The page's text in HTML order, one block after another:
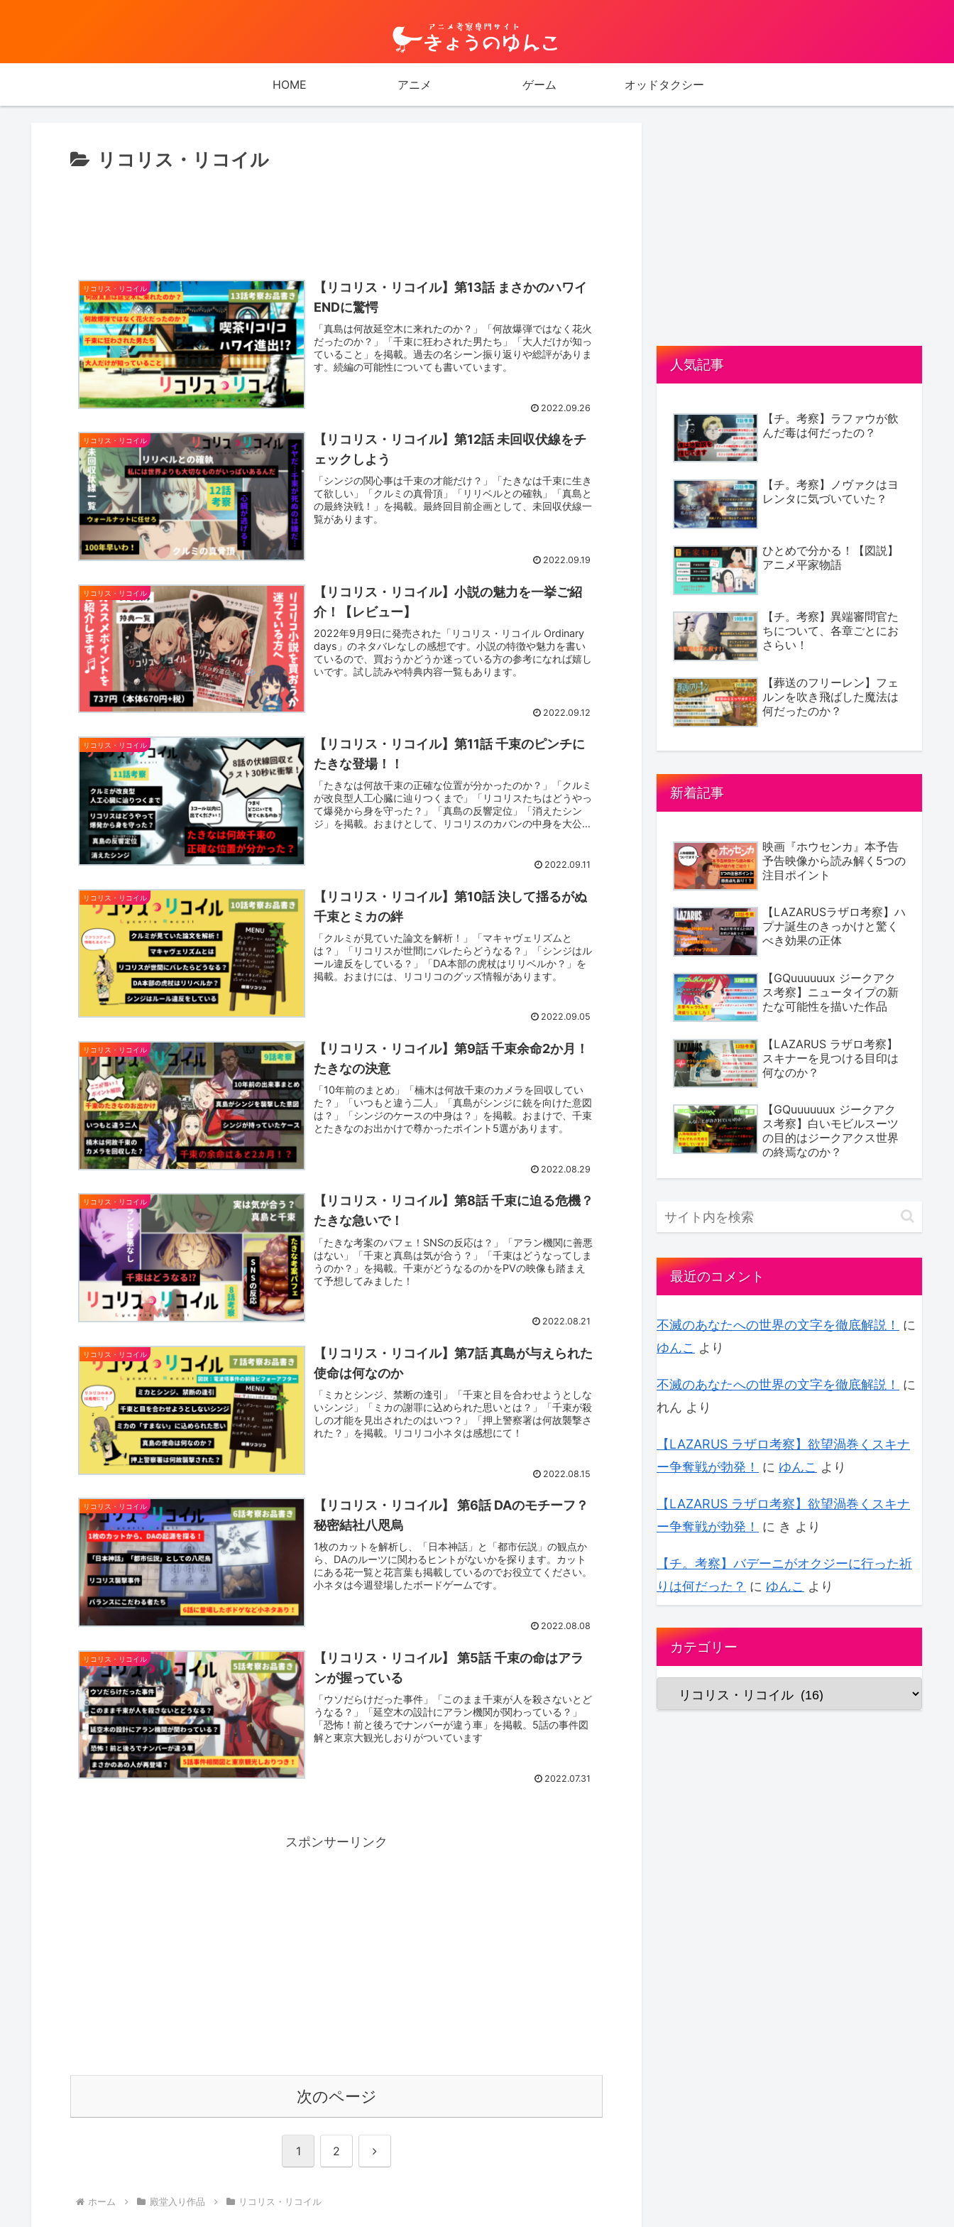
HOME アニメ ゲーム オッドタクシー
リコリス・リコイル
リコリス・リコイル
【リコリス・リコイル】第13話 まさかのハワイ
ENDに驚愕
「真島は何故延空木に来れたのか？」「何故爆弾ではなく花火
だったのか？」「千束に狂わされた男たち」「大人だけが知っ
ていること」を掲載。過去の名シーン振り返りや総評がありま
す。続編の可能性についても書いています。
2022.09.26
リコリス・リコイル
【リコリス・リコイル】第12話 未回収伏線をチ
ェックしよう
「シンジの関心事は千束の才能だけ？」「たきなは千束に生き
て欲しい」「クルミの真骨頂」「リリベルとの確執」「真島と
の最終決戦！」を掲載。最終回目前企画として、未回収伏線一
覧があります。
2022.09.19
リコリス・リコイル
【リコリス・リコイル】小説の魅力を一挙ご紹
介！【レビュー】
2022年9月9日に発売された「リコリス・リコイル Ordinary
days」のネタバレなしの感想です。小説の特徴や魅力を書い
ているので、買おうかどうか迷っている方の参考になれば嬉し
いです。試し読みや特典内容一覧もあります。
2022.09.12
リコリス・リコイル
【リコリス・リコイル】第11話 千束のピンチに
たきな登場！！
「たきなは何故千束の正確な位置が分かったのか？」「クルミ
が改良型人工心臓に辿りつくまで」「リコリスたちはどうやっ
て爆発から身を守った？」「真島の反響定位」「消えたシン
ジ」を掲載。おまけとして、リコリスのカバンの中身を大公
2022.09.11
リコリス・リコイル
【リコリス・リコイル】第10話 決して揺るがぬ
千束とミカの絆
「クルミが見ていた論文を解析！」「マキャヴェリズムと
は？」「リコリスが世間にバレたらどうなる？」「シンジはル
ール違反をしている？」「DA本部の虎杖はリリベルか？」を
掲載。おまけには、リコリコのグッズ情報があります。
2022.09.05
リコリス・リコイル
【リコリス・リコイル】第9話 千束余命2か月！
たきなの決意
「10年前のまとめ」「楠木は何故千束のカメラを回収してい
た？」「いつもと違う二人」「真島がシンジに銃を向けた意図
は？」「シンジのケースの中身は？」を掲載。おまけで、千束
とたきなのお出かけで尊かったポイント5選があります。
2022.08.29
リコリス・リコイル
【リコリス・リコイル】第8話 千束に迫る危機？
たきな急いで！
「たきな考案のパフェ！SNSの反応は？」「アラン機関に善悪
はない」「千束と真島は気が合う？」「千束はどうなってしま
うのか？」を掲載。千束がどうなるのかをPVの映像も踏まえ
て予想してみました！
2022.08.21
リコリス・リコイル
【リコリス・リコイル】第7話 真島が与えられた
使命は何なのか
「ミカとシンジ、禁断の逢引」「千束と目を合わせようとしな
いシンジ」「ミカの謝罪に込められた思いとは？」「千束が殺
しの才能を見出されたのはいつ？」「押上警察署は何故襲撃さ
れた？」を掲載。リコリコ小ネタは感想にて！
2022.08.15
リコリス・リコイル
【リコリス・リコイル】 第6話 DAのモチーフ？
秘密結社八咫烏
1枚のカットを解析し、「日本神話」と「都市伝説」の観点か
ら、DAのルーツに関わるヒントがないかを探ります。カット
にある花一覧と花言葉も掲載しているのでお役立てください。
小ネタは今週登場したボードゲームです。
2022.08.08
リコリス・リコイル
【リコリス・リコイル】 第5話 千束の命はアラ
ンが握っている
「ウソだらけだった事件」「このまま千束が人を殺さないとど
うなる？」「延空木の設計にアラン機関が関わっている？」
「恐怖！前と後ろでナンバーが違う車」を掲載。5話の事件図
解と東京大観光しおりがついています
2022.07.31
スポンサーリンク
次のページ
1 2 次
ホーム 殿堂入り作品 リコリス・リコイル
人気記事
【チ。考察】ラファウが飲
んだ毒は何だったの？
【チ。考察】ノヴァクはヨ
レンタに気づいていた？
ひとめで分かる！【図説】
アニメ平家物語
【チ。考察】異端審問官た
ちについて、各章ごとにお
さらい！
【葬送のフリーレン】フェ
ルンを吹き飛ばした魔法は
何だったのか？
新着記事
映画『ホウセンカ』本予告
予告映像から読み解く5つの
注目ポイント
【LAZARUSラザロ考察】ハ
プナ誕生のきっかけと驚く
べき効果の正体
【GQuuuuuux ジークアク
ス考察】ニュータイプの新
たな可能性を描いた作品
【LAZARUS ラザロ考察】
スキナーを見つける目印は
何なのか？
【GQuuuuuux ジークアク
ス考察】白いモビルスーツ
の目的はジークアクス世界
の終焉なのか？
最近のコメント
不滅のあなたへの世界の文字を徹底解説！
に
ゆんこ より
不滅のあなたへの世界の文字を徹底解説！
に
れん より
【LAZARUS ラザロ考察】欲望渦巻くスキナ
ー争奪戦が勃発！
に ゆんこ より
【LAZARUS ラザロ考察】欲望渦巻くスキナ
ー争奪戦が勃発！
に き より
【チ。考察】バデーニがオクジーに行った祈
りは何だった？ に ゆんこ より
カテゴリー